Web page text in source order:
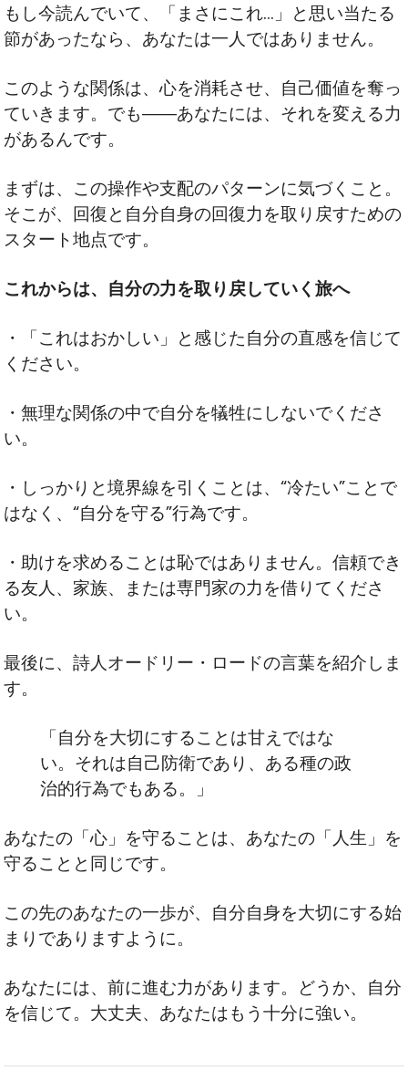
もし今読んでいて、「まさにこれ…」と思い当たる
節があったなら、あなたは一人ではありません。
このような関係は、心を消耗させ、自己価値を奪っ
ていきます。でも――あなたには、それを変える力
があるんです。
まずは、この操作や支配のパターンに気づくこと。
そこが、回復と自分自身の回復力を取り戻すための
スタート地点です。
これからは、自分の力を取り戻していく旅へ
・「これはおかしい」と感じた自分の直感を信じて
ください。
・無理な関係の中で自分を犠牲にしないでくださ
い。
・しっかりと境界線を引くことは、“冷たい”ことで
はなく、“自分を守る”行為です。
・助けを求めることは恥ではありません。信頼でき
る友人、家族、または専門家の力を借りてくださ
い。
最後に、詩人オードリー・ロードの言葉を紹介しま
す。
「自分を大切にすることは甘えではな
い。それは自己防衛であり、ある種の政
治的行為でもある。」
あなたの「心」を守ることは、あなたの「人生」を
守ることと同じです。
この先のあなたの一歩が、自分自身を大切にする始
まりでありますように。
あなたには、前に進む力があります。どうか、自分
を信じて。大丈夫、あなたはもう十分に強い。